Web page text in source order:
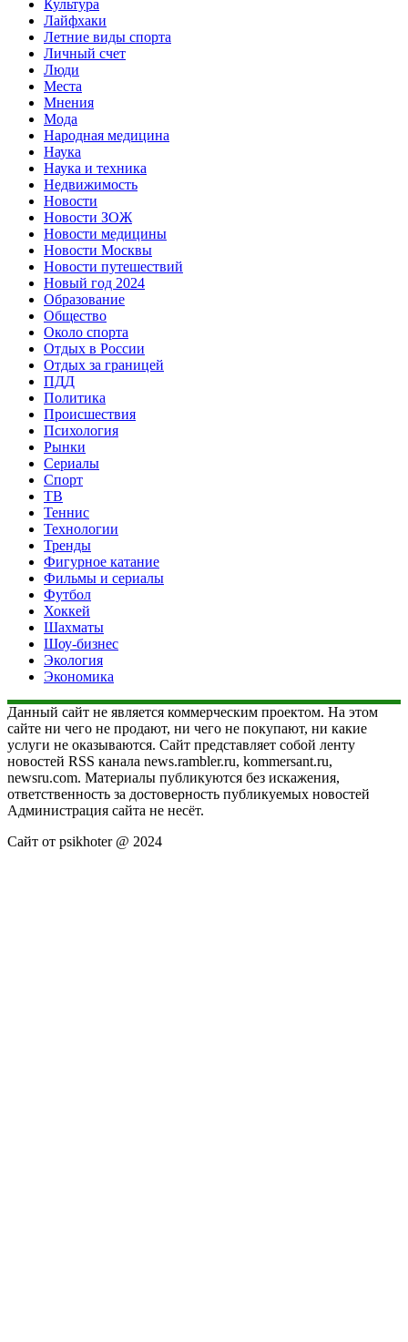
Культура
Лайфхаки
Летние виды спорта
Личный счет
Люди
Места
Мнения
Мода
Народная медицина
Наука
Наука и техника
Недвижимость
Новости
Новости ЗОЖ
Новости медицины
Новости Москвы
Новости путешествий
Новый год 2024
Образование
Общество
Около спорта
Отдых в России
Отдых за границей
ПДД
Политика
Происшествия
Психология
Рынки
Сериалы
Спорт
ТВ
Теннис
Технологии
Тренды
Фигурное катание
Фильмы и сериалы
Футбол
Хоккей
Шахматы
Шоу-бизнес
Экология
Экономика
Данный сайт не является коммерческим проектом. На этом
сайте ни чего не продают, ни чего не покупают, ни какие
услуги не оказываются. Сайт представляет собой ленту
новостей RSS канала news.rambler.ru, kommersant.ru,
newsru.com. Материалы публикуются без искажения,
ответственность за достоверность публикуемых новостей
Администрация сайта не несёт.
Сайт от psikhoter @ 2024